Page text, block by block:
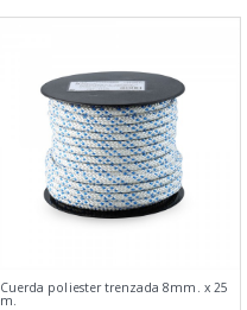
Cuerda poliester trenzada 8mm. x 25
m.